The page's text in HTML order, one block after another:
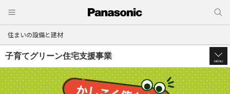
住まいの設備と建材
子育てグリーン住宅支援事業
MENU